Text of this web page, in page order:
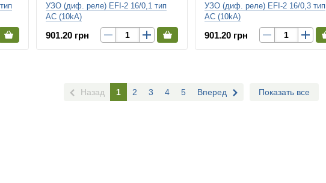
УЗО (диф. реле) EFI-2 16/0,1 тип
AC (10kA)
901.20 грн
УЗО (диф. реле) EFI-2 16/0,3 тип
AC (10kA)
901.20 грн
Назад 1 2 3 4 5 Вперед Показать все